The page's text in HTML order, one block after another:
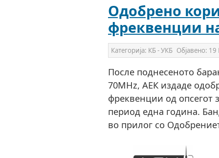
Одобрено
фреквенции
Категорија: КБ - УКБ Објавено: 19
После поднесеното
70MHz, АЕК издаде
фреквенции од опсегот
период една година.
во прилог со